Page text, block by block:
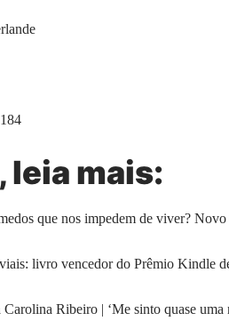
leia mais:
que nos impedem de viver?
livro vencedor do Prêmio Kindle
Ribeiro | ‘Me sinto quase